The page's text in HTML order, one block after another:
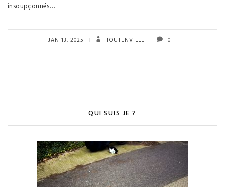
insoupçonnés…
JAN 13, 2025 TOUTENVILLE 0
QUI SUIS JE ?